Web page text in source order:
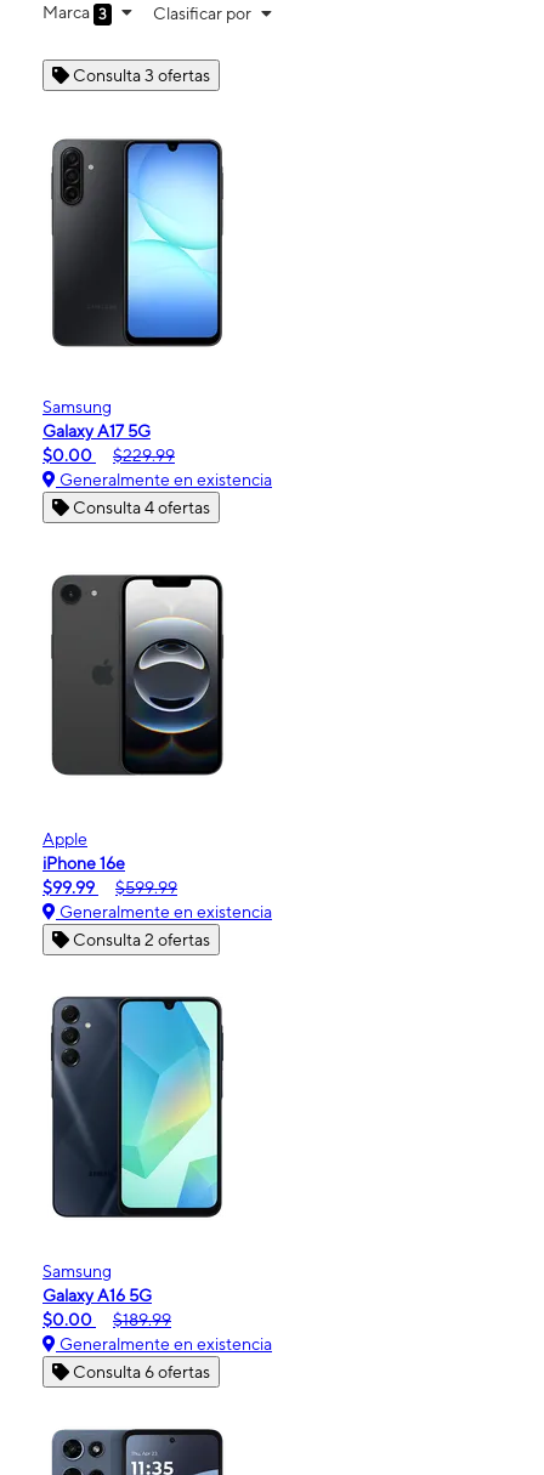
Marca 3 Clasificar por
Consulta 3 ofertas
Samsung
Galaxy A17 5G
$0.00
$229.99
Generalmente en existencia
Consulta 4 ofertas
Apple
iPhone 16e
$99.99
$599.99
Generalmente en existencia
Consulta 2 ofertas
Samsung
Galaxy A16 5G
$0.00
$189.99
Generalmente en existencia
Consulta 6 ofertas